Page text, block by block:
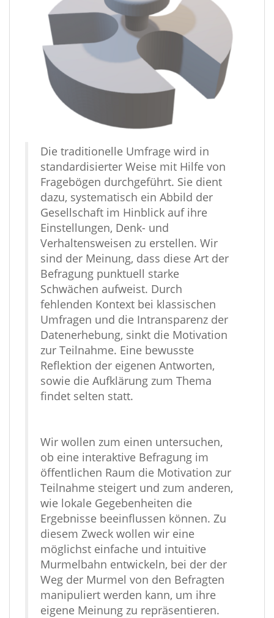
Die traditionelle Umfrage wird in
standardisierter Weise mit Hilfe von
Fragebögen durchgeführt. Sie dient
dazu, systematisch ein Abbild der
Gesellschaft im Hinblick auf ihre
Einstellungen, Denk- und
Verhaltensweisen zu erstellen. Wir
sind der Meinung, dass diese Art der
Befragung punktuell starke
Schwächen aufweist. Durch
fehlenden Kontext bei klassischen
Umfragen und die Intransparenz der
Datenerhebung, sinkt die Motivation
zur Teilnahme. Eine bewusste
Reflektion der eigenen Antworten,
sowie die Aufklärung zum Thema
findet selten statt.
Wir wollen zum einen untersuchen,
ob eine interaktive Befragung im
öffentlichen Raum die Motivation zur
Teilnahme steigert und zum anderen,
wie lokale Gegebenheiten die
Ergebnisse beeinflussen können. Zu
diesem Zweck wollen wir eine
möglichst einfache und intuitive
Murmelbahn entwickeln, bei der der
Weg der Murmel von den Befragten
manipuliert werden kann, um ihre
eigene Meinung zu repräsentieren.